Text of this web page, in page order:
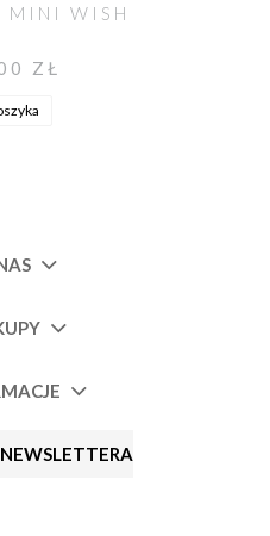
MINI WISH
ZŁ